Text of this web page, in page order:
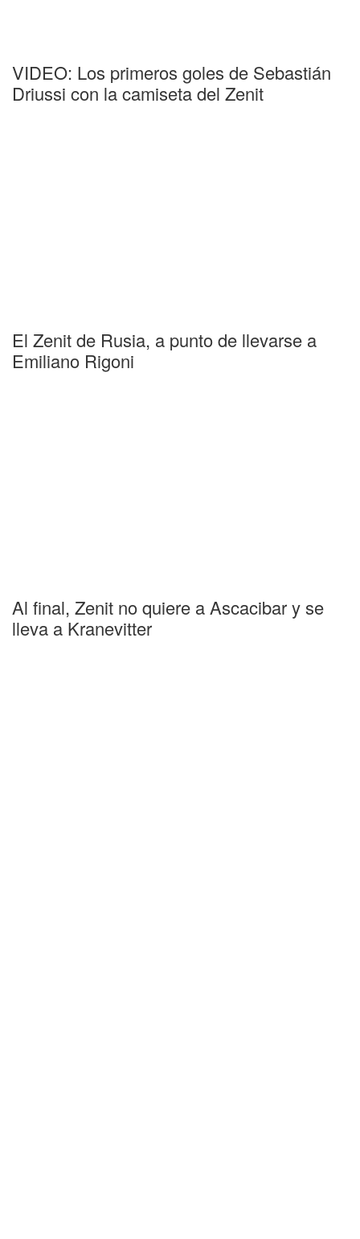
VIDEO: Los primeros goles de Sebastián
Driussi con la camiseta del Zenit
El Zenit de Rusia, a punto de llevarse a
Emiliano Rigoni
Al final, Zenit no quiere a Ascacibar y se
lleva a Kranevitter